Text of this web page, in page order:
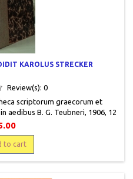
KAROLUS STRECKER
Review(s): 0
scriptorum graecorum et
aedibus B. G. Teubneri, 1906, 12
Bon état. Demi toilé beige.
garde marbrées assorties.
Fondation Thiers.
to cart